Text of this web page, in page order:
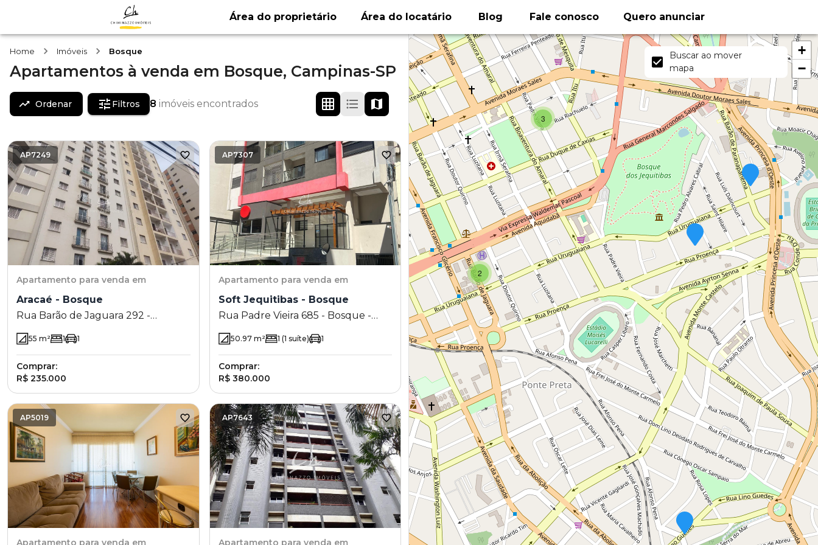
Área do proprietário Área do locatário Blog Fale conosco Quero anunciar
Home Imóveis Bosque
Apartamentos à venda em Bosque, Campinas-SP
Ordenar Filtros 8 imóveis encontrados
AP7249
Apartamento para venda em
Aracaé - Bosque
Rua Barão de Jaguara 292 -
55 m² 1 1
Comprar:
R$ 235.000
AP7307
Apartamento para venda em
Soft Jequitibas - Bosque
Rua Padre Vieira 685 - Bosque -
50.97m² 1 (1 suíte) 1
Comprar:
R$ 380.000
AP5019
Apartamento para venda em
AP7643
Apartamento para venda em
2
3
+
−
Buscar ao mover
mapa